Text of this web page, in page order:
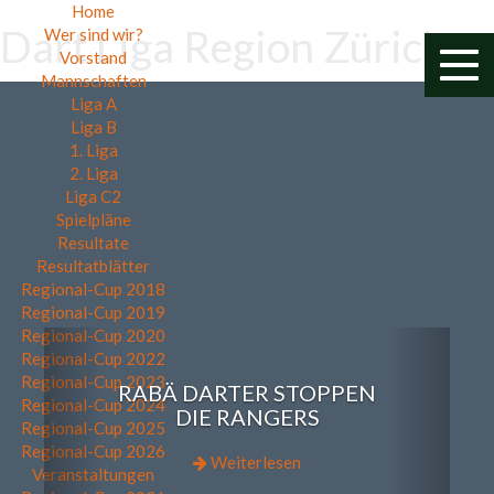
Dart Liga Region Zürich
Home
Wer sind wir?
Vorstand
Mannschaften
Liga A
Liga B
1. Liga
2. Liga
Liga C2
Spielpläne
Resultate
Resultatblätter
Regional-Cup 2018
Regional-Cup 2019
Regional-Cup 2020
Regional-Cup 2022
Regional-Cup 2023
Regional-Cup 2024
Regional-Cup 2025
Regional-Cup 2026
Veranstaltungen
RABÄ DARTER STOPPEN
DIE RANGERS
Weiterlesen
Previous